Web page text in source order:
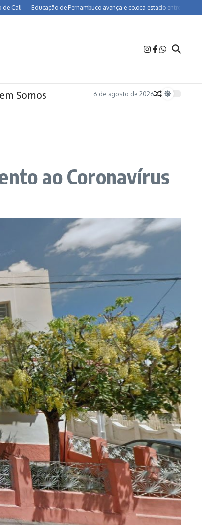
Educação de Pernambuco avança e coloca estado entre os melhores do
Somos 6 de agosto de 2026
ao Coronavírus